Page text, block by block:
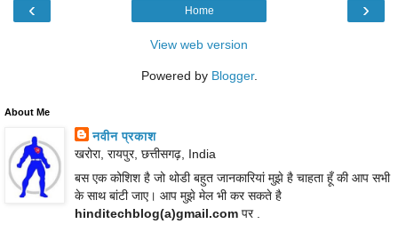
‹ ›
Home
View web version
Powered by Blogger.
About Me
नवीन प्रकाश
खरोरा, रायपुर, छत्तीसगढ़, India
बस एक कोशिश है जो थोडी बहुत जानकारियां मुझे है चाहता हूँ की आप सभी
के साथ बांटी जाए। आप मुझे मेल भी कर सकते है
hinditechblog(a)gmail.comपर .